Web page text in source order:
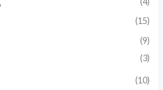
(15)
(9)
(3)
(10)